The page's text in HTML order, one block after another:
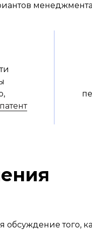
менеджмента
обсуждение того,